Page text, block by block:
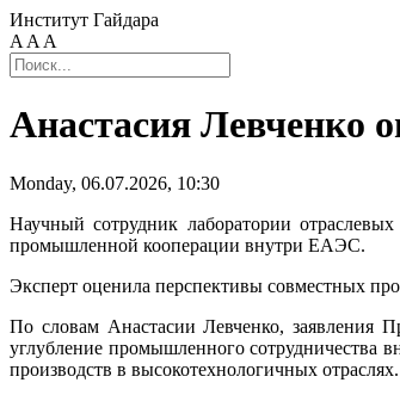
Институт Гайдара
A A A
Анастасия Левченко
Monday, 06.07.2026, 10:30
Научный сотрудник лаборатории
промышленной кооперации внутри ЕАЭС.
Эксперт оценила перспективы совместных
По словам Анастасии Левченко, заявления
углубление промышленного сотрудничества
производств в высокотехнологичных отраслях.